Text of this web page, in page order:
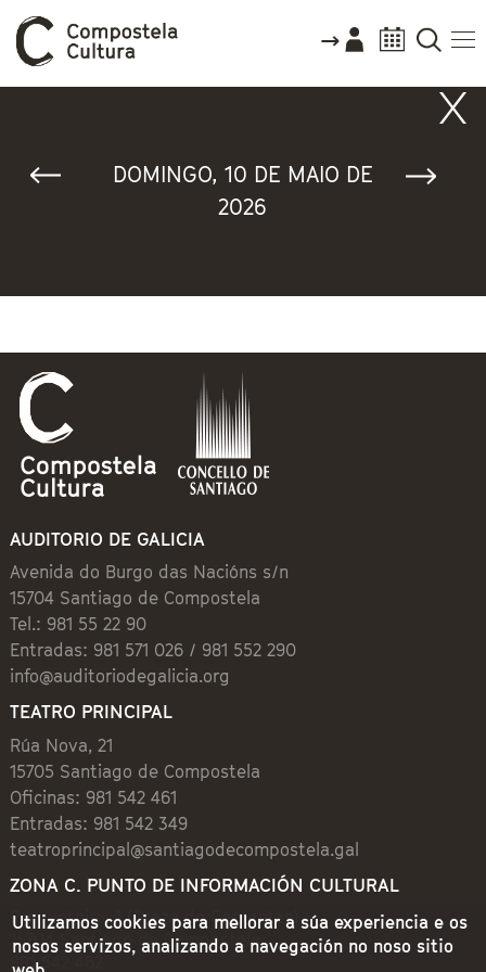
DOMINGO, 10 DE MAIO DE
2026
AUDITORIO DE GALICIA
Avenida do Burgo das Nacións s/n
15704 Santiago de Compostela
Tel.: 981 55 22 90
Entradas: 981 571 026 / 981 552 290
info@auditoriodegalicia.org
TEATRO PRINCIPAL
Rúa Nova, 21
15705 Santiago de Compostela
Oficinas: 981 542 461
Entradas: 981 542 349
teatroprincipal@santiagodecompostela.gal
ZONA C. PUNTO DE INFORMACIÓN CULTURAL
Preguntoiro, 1 (Praza de Cervantes)
15704 Santiago de Compostela
981 542 462
Utilizamos cookies para mellorar a súa experiencia e os
nosos servizos, analizando a navegación no noso sitio